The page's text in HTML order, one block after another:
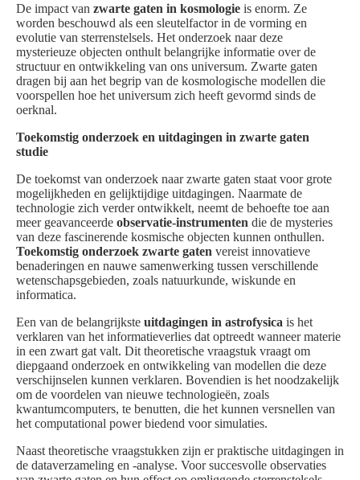
De impact van zwarte gaten in kosmologie is enorm. Ze
worden beschouwd als een sleutelfactor in de vorming en
evolutie van sterrenstelsels. Het onderzoek naar deze
mysterieuze objecten onthult belangrijke informatie over de
structuur en ontwikkeling van ons universum. Zwarte gaten
dragen bij aan het begrip van de kosmologische modellen die
voorspellen hoe het universum zich heeft gevormd sinds de
oerknal.
Toekomstig onderzoek en uitdagingen in zwarte gaten
studie
De toekomst van onderzoek naar zwarte gaten staat voor grote
mogelijkheden en gelijktijdige uitdagingen. Naarmate de
technologie zich verder ontwikkelt, neemt de behoefte toe aan
meer geavanceerde observatie-instrumenten die de mysteries
van deze fascinerende kosmische objecten kunnen onthullen.
Toekomstig onderzoek zwarte gaten vereist innovatieve
benaderingen en nauwe samenwerking tussen verschillende
wetenschapsgebieden, zoals natuurkunde, wiskunde en
informatica.
Een van de belangrijkste uitdagingen in astrofysica is het
verklaren van het informatieverlies dat optreedt wanneer materie
in een zwart gat valt. Dit theoretische vraagstuk vraagt om
diepgaand onderzoek en ontwikkeling van modellen die deze
verschijnselen kunnen verklaren. Bovendien is het noodzakelijk
om de voordelen van nieuwe technologieën, zoals
kwantumcomputers, te benutten, die het kunnen versnellen van
het computational power biedend voor simulaties.
Naast theoretische vraagstukken zijn er praktische uitdagingen in
de dataverzameling en -analyse. Voor succesvolle observaties